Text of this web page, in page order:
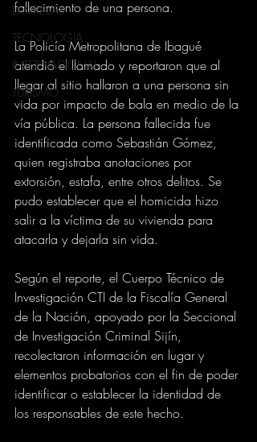
EMPRESAS
TECNOLOGIA
INTERNACIONAL
TURISMO
fallecimiento de una persona.
La Policía Metropolitana de Ibagué
atendió el llamado y reportaron que al
llegar al sitio hallaron a una persona sin
vida por impacto de bala en medio de la
vía pública. La persona fallecida fue
identificada como Sebastián Gómez,
quien registraba anotaciones por
extorsión, estafa, entre otros delitos. Se
pudo establecer que el homicida hizo
salir a la víctima de su vivienda para
atacarla y dejarla sin vida.
Según el reporte, el Cuerpo Técnico de
Investigación CTI de la Fiscalía General
de la Nación, apoyado por la Seccional
de Investigación Criminal Sijín,
recolectaron información en lugar y
elementos probatorios con el fin de poder
identificar o establecer la identidad de
los responsables de este hecho.